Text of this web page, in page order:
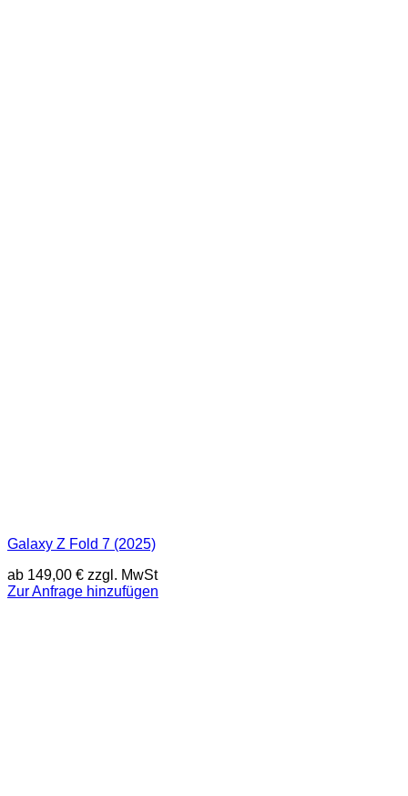
Galaxy Z Fold 7 (2025)
ab 149,00 € zzgl. MwSt
Zur Anfrage hinzufügen